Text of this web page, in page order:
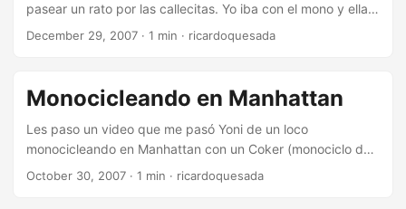
pasear un rato por las callecitas. Yo iba con el mono y ella a
pie con la máquina de fotos. Fundamental para
December 29, 2007 · 1 min · ricardoquesada
Monocicleando en Manhattan
Les paso un video que me pasó Yoni de un loco
monocicleando en Manhattan con un Coker (monociclo de
36 pulgadas). Esta increible.
October 30, 2007 · 1 min · ricardoquesada